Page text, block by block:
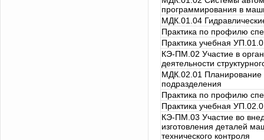
программирования в
МДК.01.04
Практика по профилю
Практика учебная
КЭ-ПМ.02 Участие в
деятельности
МДК.02.01 Планирование
подразделения
Практика по профилю
Практика учебная
КЭ-ПМ.03 Участие во
изготовления деталей
технического контроля